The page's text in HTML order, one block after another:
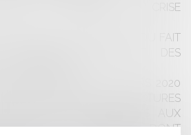
LA PÉRIODE DE CRISE
SANS FAUTE DE L'ETAT DU FAIT
RÉSULTANT DES
JAUNES
DU 25 MARS 2020
DES LOYERS, DES FACTURES
AFFÉRENTS AUX
DES ENTREPRISES DONT